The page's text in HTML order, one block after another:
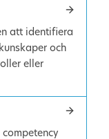
att identifiera
och
eller